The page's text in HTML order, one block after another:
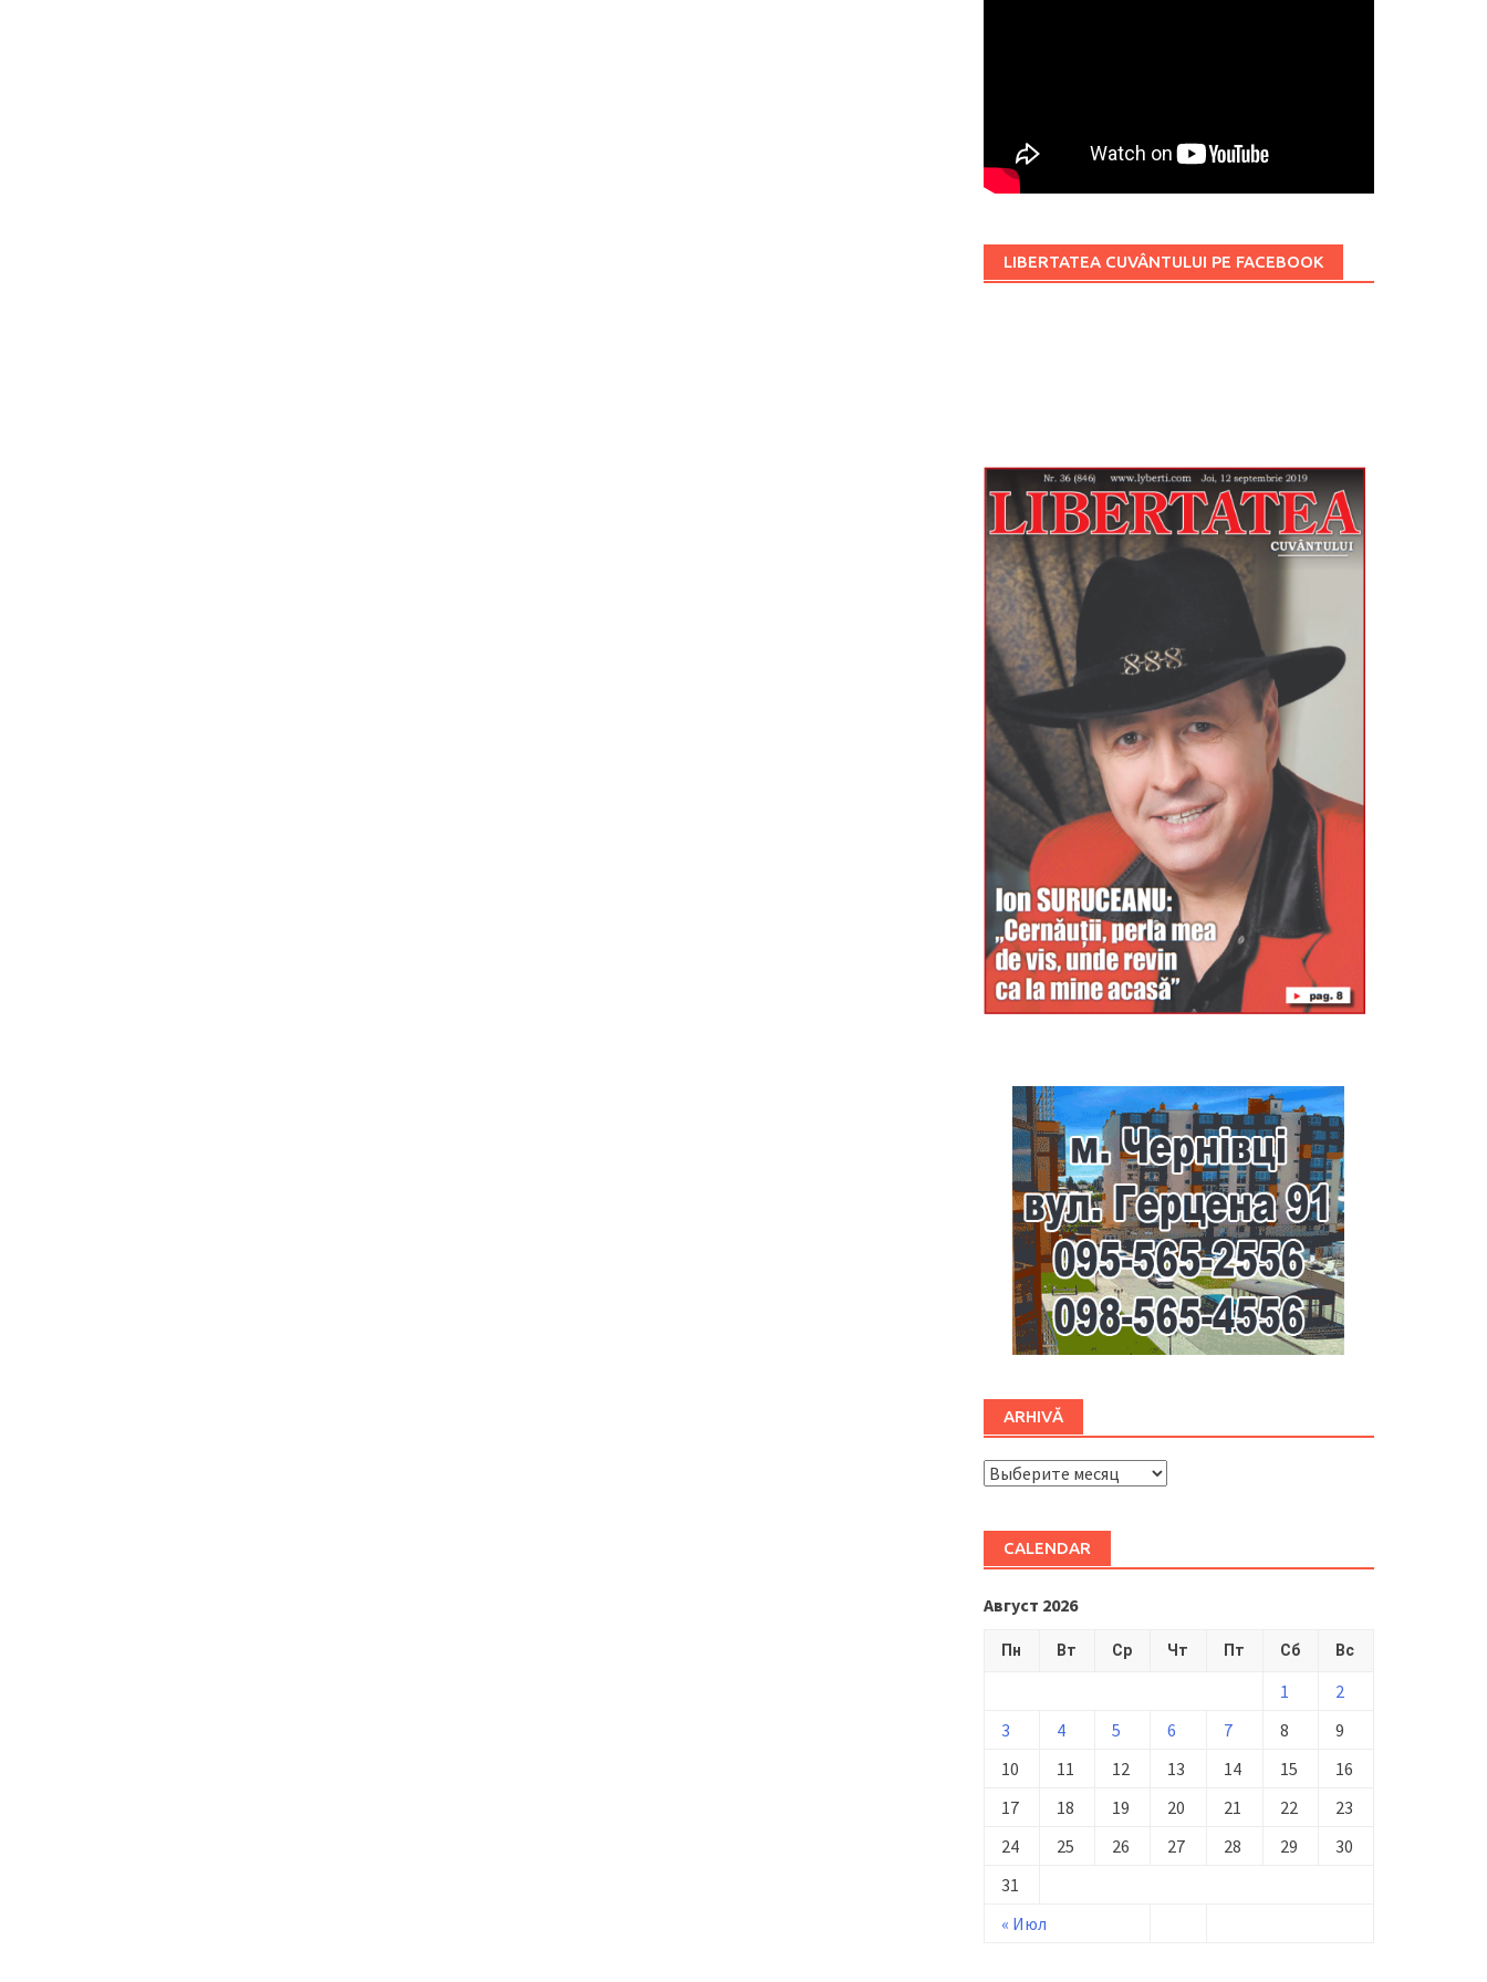
LIBERTATEA CUVÂNTULUI PE FACEBOOK
ARHIVĂ
ARHIVĂ
CALENDAR
Август 2026
Пн Вт Ср Чт Пт Сб Вс
« Июл
1
2
3
4 5 6 7 8
9
10
11 12 13 14 15
16
17
18 19 20 21 22
23
24
25 26 27 28 29
30
31